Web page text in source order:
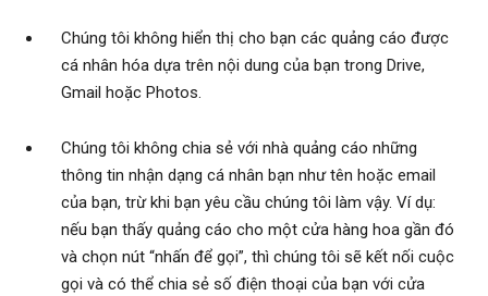
Chúng tôi không hiển thị cho bạn các quảng cáo được
cá nhân hóa dựa trên nội dung của bạn trong Drive,
Gmail hoặc Photos.
Chúng tôi không chia sẻ với nhà quảng cáo những
thông tin nhận dạng cá nhân bạn như tên hoặc email
của bạn, trừ khi bạn yêu cầu chúng tôi làm vậy. Ví dụ:
nếu bạn thấy quảng cáo cho một cửa hàng hoa gần đó
và chọn nút “nhấn để gọi”, thì chúng tôi sẽ kết nối cuộc
gọi và có thể chia sẻ số điện thoại của bạn với cửa